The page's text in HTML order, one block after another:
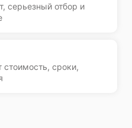
серьезный отбор и
сроки,